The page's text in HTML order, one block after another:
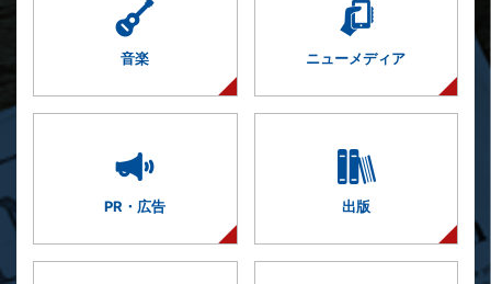
音楽 ニューメディア
PR・広告 出版